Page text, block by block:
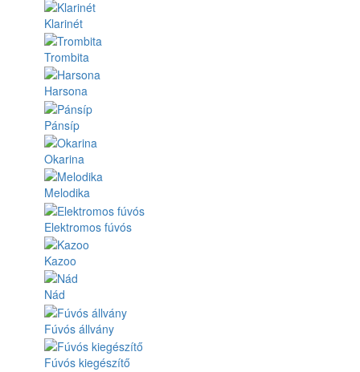
Klarinét
Trombita
Harsona
Pánsíp
Okarina
Melodika
Elektromos fúvós
Kazoo
Nád
Fúvós állvány
Fúvós kiegészítő